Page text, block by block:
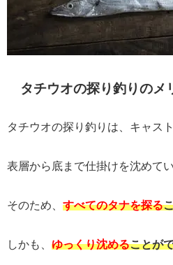
タチウオの探り釣りのメ
タチウオの探り釣りは、キャス
表層から底まで仕掛けを沈めて
そのため、 すべてのタナを探る
しかも、 ゆっくり沈めることが